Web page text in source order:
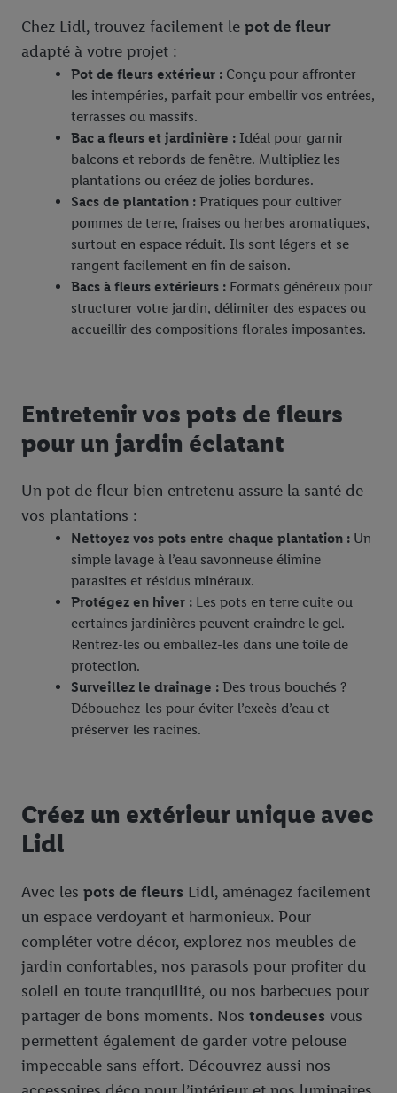
Chez Lidl, trouvez facilement le pot de fleur
adapté à votre projet :
Pot de fleurs extérieur : Conçu pour affronter
les intempéries, parfait pour embellir vos entrées,
terrasses ou massifs.
Bac a fleurs et jardinière : Idéal pour garnir
balcons et rebords de fenêtre. Multipliez les
plantations ou créez de jolies bordures.
Sacs de plantation : Pratiques pour cultiver
pommes de terre, fraises ou herbes aromatiques,
surtout en espace réduit. Ils sont légers et se
rangent facilement en fin de saison.
Bacs à fleurs extérieurs : Formats généreux pour
structurer votre jardin, délimiter des espaces ou
accueillir des compositions florales imposantes.
Entretenir vos pots de fleurs
pour un jardin éclatant
Un pot de fleur bien entretenu assure la santé de
vos plantations :
Nettoyez vos pots entre chaque plantation : Un
simple lavage à l’eau savonneuse élimine
parasites et résidus minéraux.
Protégez en hiver : Les pots en terre cuite ou
certaines jardinières peuvent craindre le gel.
Rentrez-les ou emballez-les dans une toile de
protection.
Surveillez le drainage : Des trous bouchés ?
Débouchez-les pour éviter l’excès d’eau et
préserver les racines.
Créez un extérieur unique avec
Lidl
Avec les pots de fleurs Lidl, aménagez facilement
un espace verdoyant et harmonieux. Pour
compléter votre décor, explorez nos meubles de
jardin confortables, nos parasols pour profiter du
soleil en toute tranquillité, ou nos barbecues pour
partager de bons moments. Nos tondeuses vous
permettent également de garder votre pelouse
impeccable sans effort. Découvrez aussi nos